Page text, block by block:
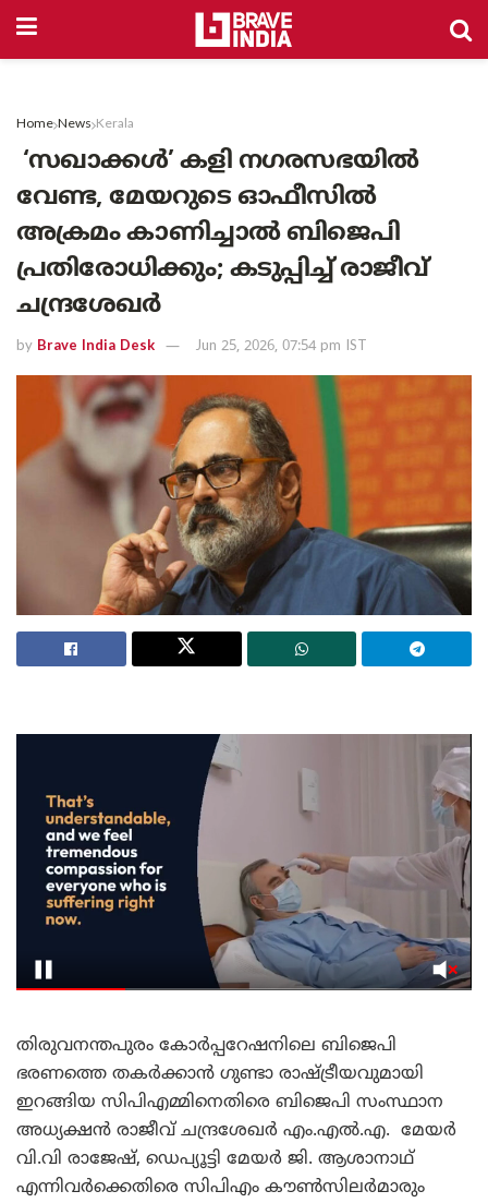
Home News Kerala
‘സഖാക്കൾ’ കളി നഗരസഭയിൽ
വേണ്ട, മേയറുടെ ഓഫീസിൽ
അക്രമം കാണിച്ചാൽ ബിജെപി
പ്രതിരോധിക്കും; കടുപ്പിച്ച് രാജീവ്
ചന്ദ്രശേഖർ
by Brave India Desk Jun 25, 2026, 07:54 pm IST
തിരുവനന്തപുരം കോർപ്പറേഷനിലെ ബിജെപി
ഭരണത്തെ തകർക്കാൻ ഗുണ്ടാ രാഷ്ട്രീയവുമായി
ഇറങ്ങിയ സിപിഎമ്മിനെതിരെ ബിജെപി സംസ്ഥാന
അധ്യക്ഷൻ രാജീവ് ചന്ദ്രശേഖർ എം.എൽ.എ. മേയർ
വി.വി രാജേഷ്, ഡെപ്യൂട്ടി മേയർ ജി. ആശാനാഥ്
എന്നിവർക്കെതിരെ സിപിഎം കൗൺസിലർമാരും